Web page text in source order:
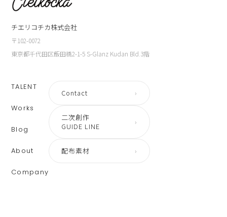
チエリコチカ株式会社
〒102-0072
東京都千代田区飯田橋2-1-5 S-Glanz Kudan Bld.3階
TALENT
Works
Blog
About
Company
Contact ›
二次創作
GUIDE LINE
›
配布素材 ›